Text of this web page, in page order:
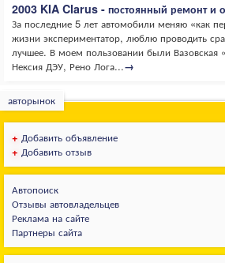
2003 KIA Clarus - постоянный ремонт и
За последние 5 лет автомобили меняю «как
жизни экспериментатор, люблю проводить
лучшее. В моем пользовании были Вазовская
Нексия ДЭУ, Рено Лога...→
авторынок
+ Добавить объявление
+ Добавить отзыв
Автопоиск
Отзывы автовладельцев
Реклама на сайте
Партнеры сайта